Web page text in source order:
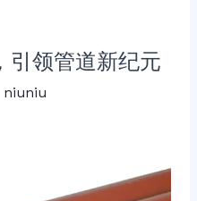
引领管道新纪元
niuniu